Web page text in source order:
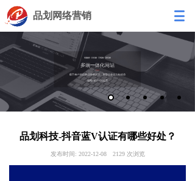
品划网络营销
品划科技-抖音蓝V认证有哪些好处？
发布时间: 2022-12-08 2129 次浏览